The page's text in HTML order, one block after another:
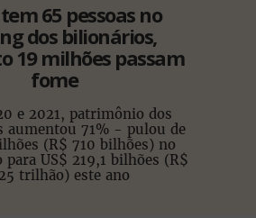
65 pessoas no
dos bilionários,
19 milhões passam
fome
e 2021, patrimônio dos
aumentou 71% - pulou de
(R$ 710 bilhões) no
para US$ 219,1 bilhões (R$
trilhão) este ano